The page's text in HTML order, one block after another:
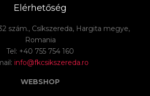
Elérhetőség
szám., Csíkszereda, Hargita megye,
Romania
Tel: +40 755 754 160
info@fkcsikszereda.ro
WEBSHOP